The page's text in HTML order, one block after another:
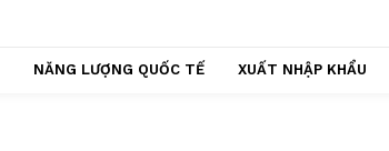
NĂNG LƯỢNG QUỐC TẾ XUẤT NHẬP KHẨU